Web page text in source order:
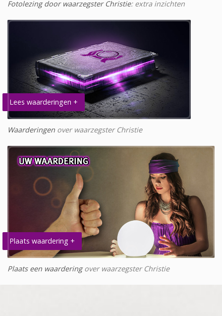
Fotolezing door waarzegster Christie: extra inzichten
Lees waarderingen +
Waarderingen over waarzegster Christie
Plaats waardering +
Plaats een waarderingover waarzegster Christie